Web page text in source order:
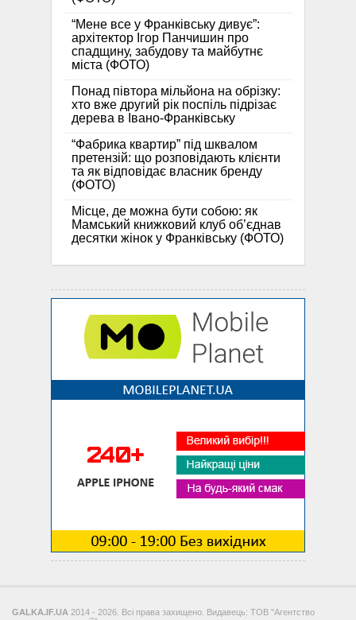
“Мене все у Франківську дивує”:
архітектор Ігор Панчишин про
спадщину, забудову та майбутнє
міста (ФОТО)
Понад півтора мільйона на обрізку:
хто вже другий рік поспіль підрізає
дерева в Івано-Франківську
“Фабрика квартир” під шквалом
претензій: що розповідають клієнти
та як відповідає власник бренду
(ФОТО)
Місце, де можна бути собою: як
Мамський книжковий клуб об’єднав
десятки жінок у Франківську (ФОТО)
GALKA.IF.UA 2014 - 2026. Всі права захищено. Видавець: ТОВ "Агентство